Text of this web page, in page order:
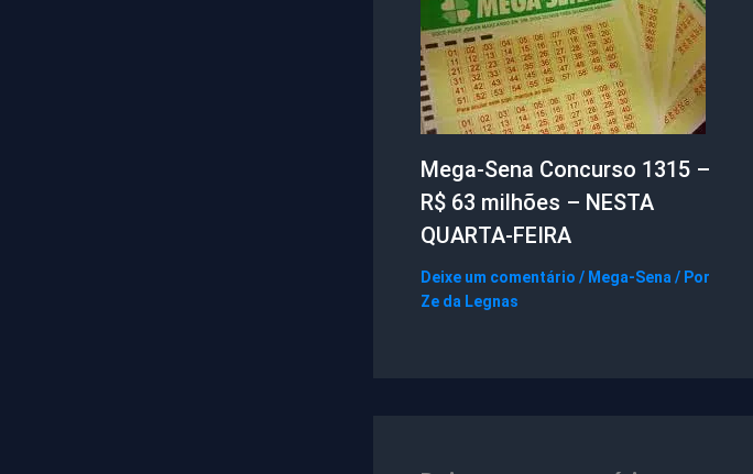
Mega-Sena Concurso 1315 –
R$ 63 milhões – NESTA
QUARTA-FEIRA
Deixe um comentário / Mega-Sena / Por
Ze da Legnas